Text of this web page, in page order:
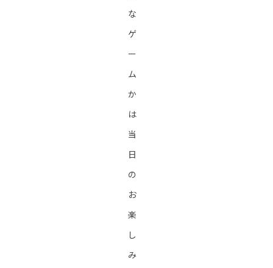
な
ゲ
ー
ム
か
は
当
日
の
お
楽
し
み